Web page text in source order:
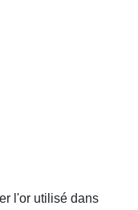
l'or utilisé dans